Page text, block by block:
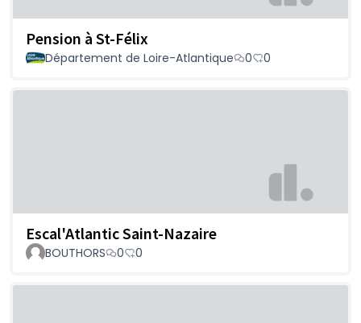
Pension à St-Félix
Département de Loire-Atlantique 0 0
Escal'Atlantic Saint-Nazaire
BOUTHORS 0 0